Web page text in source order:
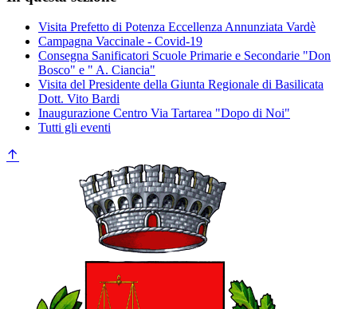
Visita Prefetto di Potenza Eccellenza Annunziata Vardè
Campagna Vaccinale - Covid-19
Consegna Sanificatori Scuole Primarie e Secondarie "Don
Bosco" e " A. Ciancia"
Visita del Presidente della Giunta Regionale di Basilicata
Dott. Vito Bardi
Inaugurazione Centro Via Tartarea "Dopo di Noi"
Tutti gli eventi